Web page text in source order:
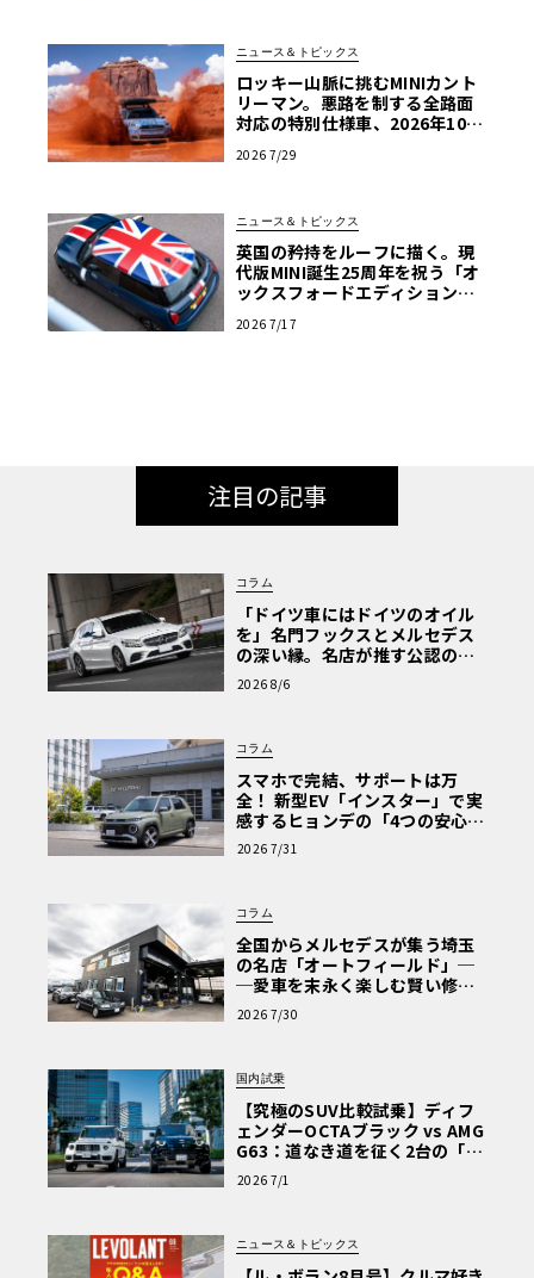
ニュース＆トピックス
ロッキー山脈に挑むMINIカント
リーマン。悪路を制する全路面
対応の特別仕様車、2026年10月
2026 7/29
ニュース＆トピックス
英国の矜持をルーフに描く。現
代版MINI誕生25周年を祝う「オ
ックスフォードエディション」
2026 7/17
注目の記事
コラム
「ドイツ車にはドイツのオイル
を」名門フックスとメルセデス
の深い縁。名店が推す公認の安
心と、Cクラスで味わうシルキー
な走り〈PR〉
2026 8/6
コラム
スマホで完結、サポートは万
全！ 新型EV「インスター」で実
感するヒョンデの「4つの安心」
【第1回・ヒョンデ6つの疑問：
Why? Hyundai?】〈PR〉
2026 7/31
コラム
全国からメルセデスが集う埼玉
の名店「オートフィールド」─
─愛車を末永く楽しむ賢い修理
術と、プロがフックス製オイル
を選ぶ理由〈PR〉
2026 7/30
国内試乗
【究極のSUV比較試乗】ディフ
ェンダーOCTAブラック vs AMG
G63：道なき道を征く2台の「対
極的アプローチ」
2026 7/1
ニュース＆トピックス